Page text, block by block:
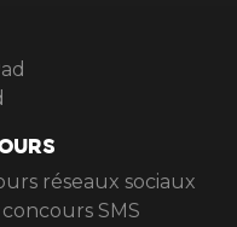
réseaux sociaux
SMS